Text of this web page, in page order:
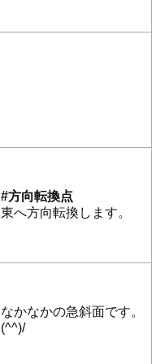
#方向転換点
東へ方向転換します。
なかなかの急斜面です。
(^^)/